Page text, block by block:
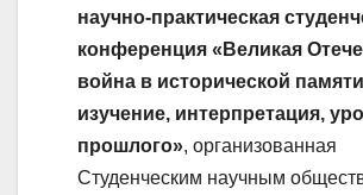
научно-практическая
конференция «Великая
война в исторической
изучение, интерпретация,
прошлого», организованная
Студенческим научным